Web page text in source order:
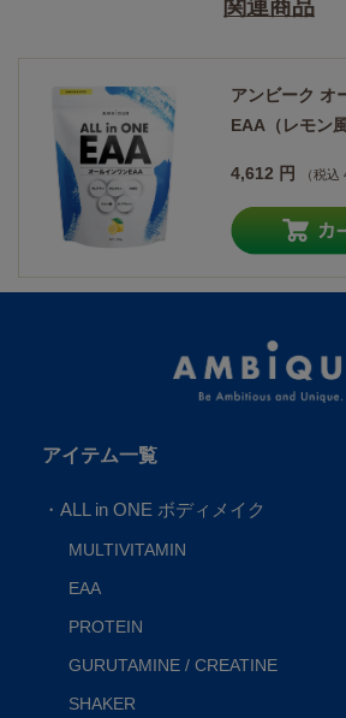
関連商品
アンビーク オ
EAA（レモン風
4,612 円 （税込
アイテム一覧
・ ALL in ONE ボディメイク
MULTIVITAMIN
EAA
PROTEIN
GURUTAMINE / CREATINE
SHAKER